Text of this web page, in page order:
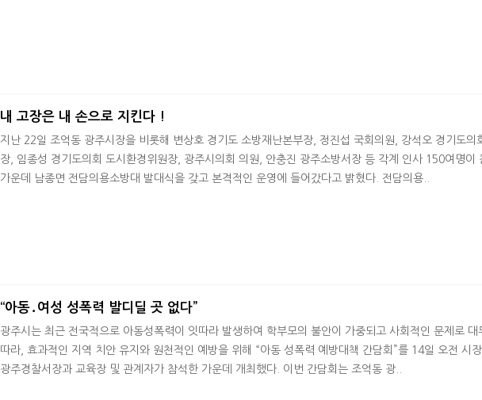
내 고장은 내 손으로 지킨다 !
지난 22일 조억동 광주시장을 비롯해 변상호 경기도 소방재난본부장, 정진섭 국회의원, 강석오 경기도의
장, 임종성 경기도의회 도시환경위원장, 광주시의회 의원, 안충진 광주소방서장 등 각계 인사 150여명이
가운데 남종면 전담의용소방대 발대식을 갖고 본격적인 운영에 들어갔다고 밝혔다. 전담의용..
“아동․여성 성폭력 발디딜 곳 없다”
광주시는 최근 전국적으로 아동성폭력이 잇따라 발생하여 학부모의 불안이 가중되고 사회적인 문제로 대
따라, 효과적인 지역 치안 유지와 원천적인 예방을 위해 “아동 성폭력 예방대책 간담회”를 14일 오전 시장
광주경찰서장과 교육장 및 관계자가 참석한 가운데 개최했다. 이번 간담회는 조억동 광..